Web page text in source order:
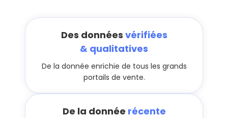
Des données vérifiées
& qualitatives
De la donnée enrichie de tous les grands
portails de vente.
De la donnée récente